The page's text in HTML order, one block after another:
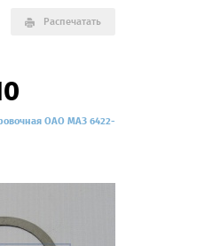
Распечатать
ОАО МАЗ 6422-